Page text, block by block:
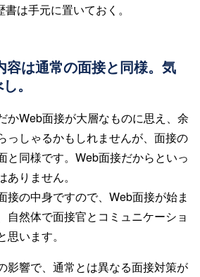
は手元に置いておく。
容は通常の面接と同様。気
。
かWeb面接が大層なものに思え、余
っしゃるかもしれませんが、面接の
と同様です。Web面接だからといっ
りません。
接の中身ですので、Web面接が始ま
自然体で面接官とコミュニケーショ
います。
影響で、通常とは異なる面接対策が